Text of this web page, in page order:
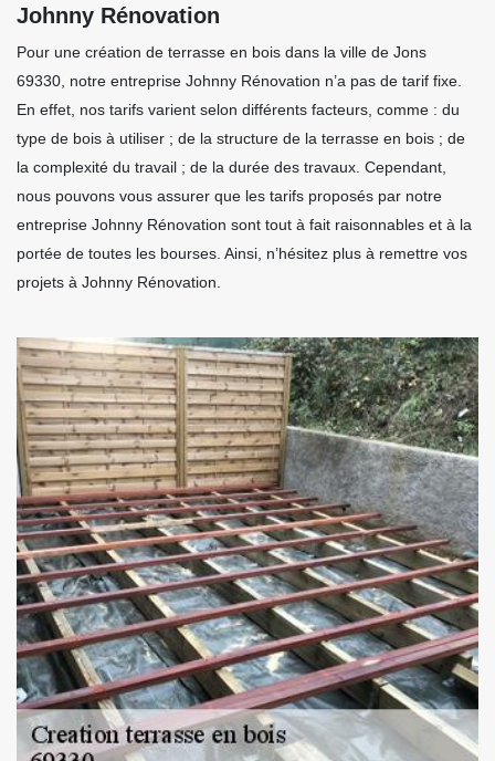
Johnny Rénovation
Pour une création de terrasse en bois dans la ville de Jons
69330, notre entreprise Johnny Rénovation n’a pas de tarif fixe.
En effet, nos tarifs varient selon différents facteurs, comme : du
type de bois à utiliser ; de la structure de la terrasse en bois ; de
la complexité du travail ; de la durée des travaux. Cependant,
nous pouvons vous assurer que les tarifs proposés par notre
entreprise Johnny Rénovation sont tout à fait raisonnables et à la
portée de toutes les bourses. Ainsi, n’hésitez plus à remettre vos
projets à Johnny Rénovation.